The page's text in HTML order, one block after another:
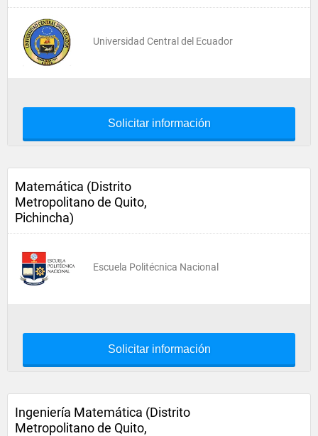
Universidad Central del Ecuador
Solicitar información
Matemática (Distrito
Metropolitano de Quito,
Pichincha)
Escuela Politécnica Nacional
Solicitar información
Ingeniería Matemática (Distrito
Metropolitano de Quito,